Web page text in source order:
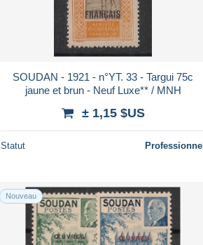
SOUDAN - 1921 - n°YT. 33 - Targui 75c
jaune et brun - Neuf Luxe** / MNH
± 1,15 $US
Statut Professionnel
Nouveau